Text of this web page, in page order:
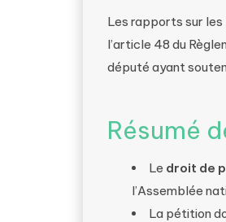
Les rapports sur
l’article 48 du
député ayant
Résumé
Le droit de
l’Assemblée
La pétition